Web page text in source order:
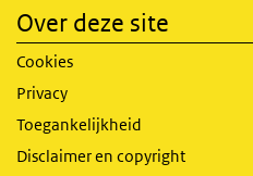
Over deze site
Cookies
Privacy
Toegankelijkheid
Disclaimer en copyright